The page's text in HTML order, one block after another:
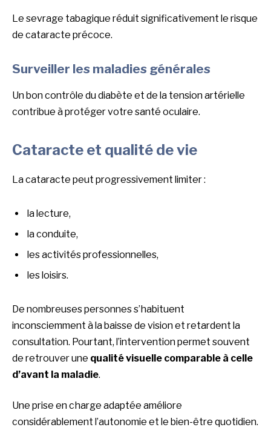
Le sevrage tabagique réduit significativement le risque
de cataracte précoce.
Surveiller les maladies générales
Un bon contrôle du diabète et de la tension artérielle
contribue à protéger votre santé oculaire.
Cataracte et qualité de vie
La cataracte peut progressivement limiter :
la lecture,
la conduite,
les activités professionnelles,
les loisirs.
De nombreuses personnes s’habituent
inconsciemment à la baisse de vision et retardent la
consultation. Pourtant, l’intervention permet souvent
de retrouver une qualité visuelle comparable à celle
d’avant la maladie.
Une prise en charge adaptée améliore
considérablement l’autonomie et le bien-être quotidien.